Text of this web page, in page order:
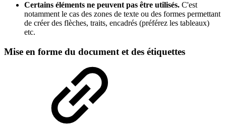
Certains éléments ne peuvent pas être utilisés. C'est
notamment le cas des zones de texte ou des formes permettant
de créer des flèches, traits, encadrés (préférez les tableaux)
etc.
Mise en forme du document et des étiquettes